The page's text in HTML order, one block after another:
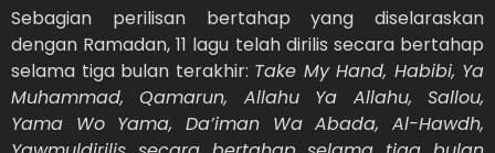
Sebagian perilisan bertahap yang diselaraskan
dengan Ramadan, 11 lagu telah dirilis secara bertahap
selama tiga bulan terakhir: Take My Hand, Habibi, Ya
Muhammad, Qamarun, Allahu Ya Allahu, Sallou,
Yama Wo Yama, Da’iman Wa Abada, Al-Hawdh,